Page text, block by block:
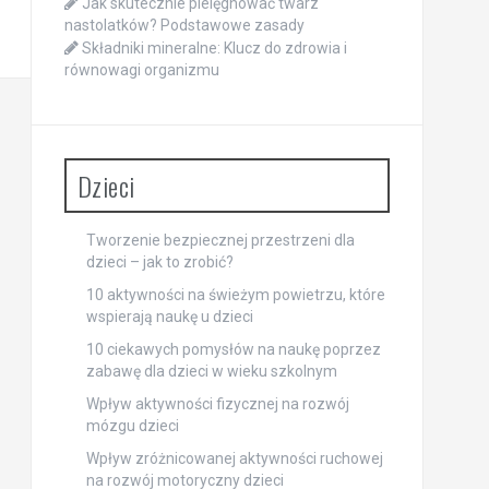
nastolatków? Podstawowe zasady
Składniki mineralne: Klucz do zdrowia i
równowagi organizmu
Dzieci
Tworzenie bezpiecznej przestrzeni dla
dzieci – jak to zrobić?
10 aktywności na świeżym powietrzu, które
wspierają naukę u dzieci
10 ciekawych pomysłów na naukę poprzez
zabawę dla dzieci w wieku szkolnym
Wpływ aktywności fizycznej na rozwój
mózgu dzieci
Wpływ zróżnicowanej aktywności ruchowej
na rozwój motoryczny dzieci